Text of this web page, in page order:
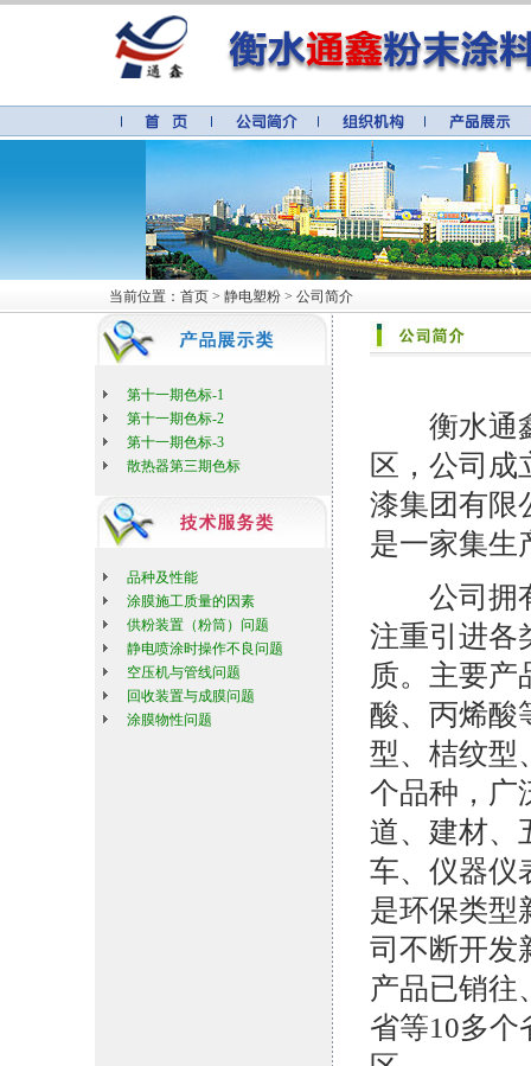
当前位置：首页 > 静电塑粉 > 公司简介
第十一期色标-1
第十一期色标-2
第十一期色标-3
散热器第三期色标
品种及性能
涂膜施工质量的因素
供粉装置（粉筒）问题
静电喷涂时操作不良问题
空压机与管线问题
回收装置与成膜问题
涂膜物性问题
衡水通鑫
区，公司成
漆集团有限
是一家集生
公司拥有
注重引进各
质。主要产
酸、丙烯酸
型、桔纹型
个品种，广
道、建材、
车、仪器仪
是环保类型
司不断开发
产品已销往
省等10多个